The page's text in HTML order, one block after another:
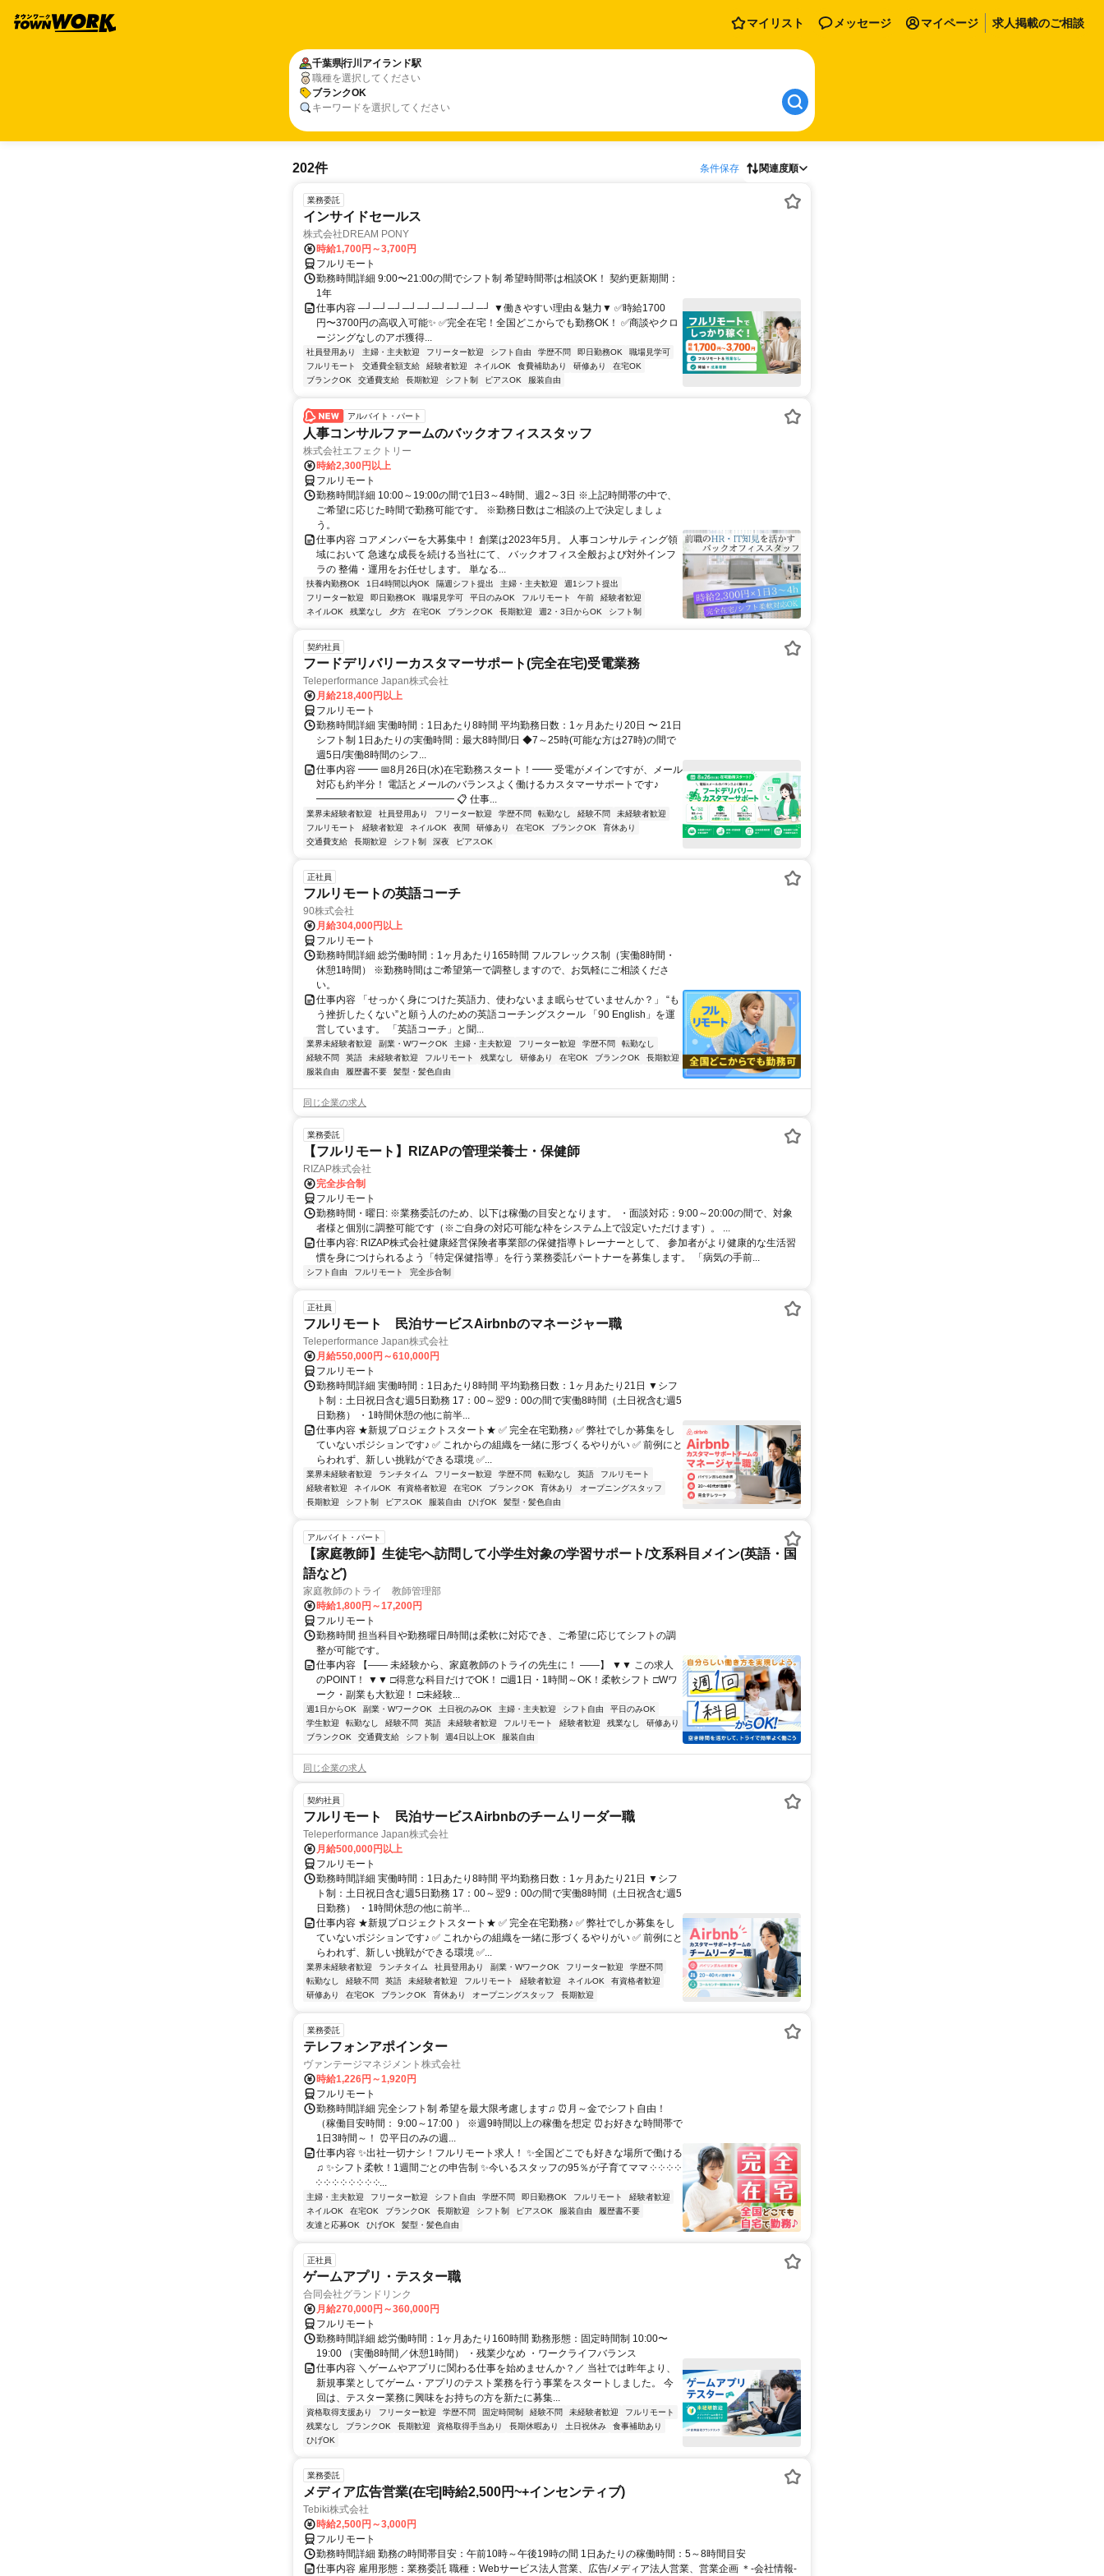
マイリスト メッセージ マイページ 求人掲載のご相談
千葉県行川アイランド駅
職種を選択してください
ブランクOK
キーワードを選択してください
202件 条件保存 関連度順
業務委託
インサイドセールス
株式会社DREAM PONY
時給1,700円～3,700円
フルリモート
勤務時間詳細 9:00〜21:00の間でシフト制 希望時間帯は相談OK！ 契約更新期間：
1年
仕事内容 ─┘─┘─┘─┘─┘─┘─┘─┘─┘ ▼働きやすい理由＆魅力▼ ✅時給1700
円〜3700円の高収入可能✨ ✅完全在宅！全国どこからでも勤務OK！ ✅商談やクロ
ージングなしのアポ獲得...
社員登用あり 主婦・主夫歓迎 フリーター歓迎 シフト自由 学歴不問 即日勤務OK
職場見学可
フルリモート
交通費全額支給 経験者歓迎 ネイルOK 食費補助あり 研修あり
在宅OK
ブランクOK
交通費支給 長期歓迎 シフト制 ピアスOK 服装自由
アルバイト・パート
人事コンサルファームのバックオフィススタッフ
株式会社エフェクトリー
時給2,300円以上
フルリモート
勤務時間詳細 10:00～19:00の間で1日3～4時間、週2～3日 ※上記時間帯の中で、
ご希望に応じた時間で勤務可能です。 ※勤務日数はご相談の上で決定しましょ
う。
仕事内容 コアメンバーを大募集中！ 創業は2023年5月。 人事コンサルティング領
域において 急速な成長を続ける当社にて、 バックオフィス全般および対外インフ
ラの 整備・運用をお任せします。 単なる...
扶養内勤務OK 1日4時間以内OK 隔週シフト提出 主婦・主夫歓迎
週1シフト提出
フリーター歓迎
即日勤務OK 職場見学可 平日のみOK フルリモート 午前
経験者歓迎
ネイルOK
残業なし 夕方 在宅OK ブランクOK 長期歓迎 週2・3日からOK シフト制
契約社員
フードデリバリーカスタマーサポート(完全在宅)受電業務
Teleperformance Japan株式会社
月給218,400円以上
フルリモート
勤務時間詳細 実働時間：1日あたり8時間 平均勤務日数：1ヶ月あたり20日 〜 21日
シフト制 1日あたりの実働時間：最大8時間/日 ◆7～25時(可能な方は27時)の間で
週5日/実働8時間のシフ...
仕事内容 ━━ 📅8月26日(水)在宅勤務スタート！━━ 受電がメインですが、メール
対応も約半分！ 電話とメールのバランスよく働けるカスタマーサポートです♪
━━━━━━━━━━━━━━ 📋 仕事...
業界未経験者歓迎 社員登用あり フリーター歓迎 学歴不問 転勤なし 経験不問
未経験者歓迎
フルリモート
経験者歓迎 ネイルOK 夜間 研修あり 在宅OK ブランクOK
育休あり
交通費支給
長期歓迎 シフト制 深夜 ピアスOK
正社員
フルリモートの英語コーチ
90株式会社
月給304,000円以上
フルリモート
勤務時間詳細 総労働時間：1ヶ月あたり165時間 フルフレックス制（実働8時間・
休憩1時間） ※勤務時間はご希望第一で調整しますので、お気軽にご相談くださ
い。
仕事内容 「せっかく身につけた英語力、使わないまま眠らせていませんか？」 “も
う挫折したくない”と願う人のための英語コーチングスクール 「90 English」を運
営しています。 「英語コーチ」と聞...
業界未経験者歓迎 副業・WワークOK 主婦・主夫歓迎 フリーター歓迎 学歴不問
転勤なし
経験不問
英語 未経験者歓迎 フルリモート 残業なし 研修あり 在宅OK ブランクOK
長期歓迎
服装自由
履歴書不要 髪型・髪色自由
同じ企業の求人
業務委託
【フルリモート】RIZAPの管理栄養士・保健師
RIZAP株式会社
完全歩合制
フルリモート
勤務時間・曜日: ※業務委託のため、以下は稼働の目安となります。 ・面談対応：9:00～20:00の間で、対象
者様と個別に調整可能です（※ご自身の対応可能な枠をシステム上で設定いただけます）。 ...
仕事内容: RIZAP株式会社健康経営保険者事業部の保健指導トレーナーとして、 参加者がより健康的な生活習
慣を身につけられるよう「特定保健指導」を行う業務委託パートナーを募集します。 「病気の手前...
シフト自由 フルリモート 完全歩合制
正社員
フルリモート 民泊サービスAirbnbのマネージャー職
Teleperformance Japan株式会社
月給550,000円～610,000円
フルリモート
勤務時間詳細 実働時間：1日あたり8時間 平均勤務日数：1ヶ月あたり21日 ▼シフ
ト制：土日祝日含む週5日勤務 17：00～翌9：00の間で実働8時間（土日祝含む週5
日勤務） ・1時間休憩の他に前半...
仕事内容 ★新規プロジェクトスタート★ ✅ 完全在宅勤務♪ ✅ 弊社でしか募集をし
ていないポジションです♪ ✅ これからの組織を一緒に形づくるやりがい ✅ 前例にと
らわれず、新しい挑戦ができる環境 ✅...
業界未経験者歓迎 ランチタイム フリーター歓迎 学歴不問 転勤なし 英語
フルリモート
経験者歓迎
ネイルOK 有資格者歓迎 在宅OK ブランクOK 育休あり
オープニングスタッフ
長期歓迎
シフト制 ピアスOK 服装自由 ひげOK 髪型・髪色自由
アルバイト・パート
【家庭教師】生徒宅へ訪問して小学生対象の学習サポート/文系科目メイン(英語・国
語など)
家庭教師のトライ 教師管理部
時給1,800円～17,200円
フルリモート
勤務時間 担当科目や勤務曜日/時間は柔軟に対応でき、ご希望に応じてシフトの調
整が可能です。
仕事内容 【―― 未経験から、家庭教師のトライの先生に！ ――】 ▼▼ この求人
のPOINT！ ▼▼ □得意な科目だけでOK！ □週1日・1時間～OK！柔軟シフト □Wワ
ーク・副業も大歓迎！ □未経験...
週1日からOK 副業・WワークOK 土日祝のみOK 主婦・主夫歓迎 シフト自由
平日のみOK
学生歓迎
転勤なし 経験不問 英語 未経験者歓迎 フルリモート 経験者歓迎 残業なし
研修あり
ブランクOK
交通費支給 シフト制 週4日以上OK 服装自由
同じ企業の求人
契約社員
フルリモート 民泊サービスAirbnbのチームリーダー職
Teleperformance Japan株式会社
月給500,000円以上
フルリモート
勤務時間詳細 実働時間：1日あたり8時間 平均勤務日数：1ヶ月あたり21日 ▼シフ
ト制：土日祝日含む週5日勤務 17：00～翌9：00の間で実働8時間（土日祝含む週5
日勤務） ・1時間休憩の他に前半...
仕事内容 ★新規プロジェクトスタート★ ✅ 完全在宅勤務♪ ✅ 弊社でしか募集をし
ていないポジションです♪ ✅ これからの組織を一緒に形づくるやりがい ✅ 前例にと
らわれず、新しい挑戦ができる環境 ✅...
業界未経験者歓迎 ランチタイム 社員登用あり 副業・WワークOK フリーター歓迎
学歴不問
転勤なし
経験不問 英語 未経験者歓迎 フルリモート 経験者歓迎 ネイルOK
有資格者歓迎
研修あり
在宅OK ブランクOK 育休あり オープニングスタッフ 長期歓迎
業務委託
テレフォンアポインター
ヴァンテージマネジメント株式会社
時給1,226円～1,920円
フルリモート
勤務時間詳細 完全シフト制 希望を最大限考慮します♫ ⏰月～金でシフト自由！
（稼働目安時間： 9:00～17:00 ） ※週9時間以上の稼働を想定 ⏰お好きな時間帯で
1日3時間～！ ⏰平日のみの週...
仕事内容 ✨出社一切ナシ！フルリモート求人！ ✨全国どこでも好きな場所で働ける
♫ ✨シフト柔軟！1週間ごとの申告制 ✨今いるスタッフの95％が子育てママ ༶ ༶ ༶ ༶
༶ ༶ ༶ ༶ ༶ ༶ ༶ ༶...
主婦・主夫歓迎 フリーター歓迎 シフト自由 学歴不問 即日勤務OK フルリモート
経験者歓迎
ネイルOK
在宅OK ブランクOK 長期歓迎 シフト制 ピアスOK 服装自由
履歴書不要
友達と応募OK
ひげOK 髪型・髪色自由
正社員
ゲームアプリ・テスター職
合同会社グランドリンク
月給270,000円～360,000円
フルリモート
勤務時間詳細 総労働時間：1ヶ月あたり160時間 勤務形態：固定時間制 10:00〜
19:00 （実働8時間／休憩1時間） ・残業少なめ ・ワークライフバランス
仕事内容 ＼ゲームやアプリに関わる仕事を始めませんか？／ 当社では昨年より、
新規事業としてゲーム・アプリのテスト業務を行う事業をスタートしました。 今
回は、テスター業務に興味をお持ちの方を新たに募集...
資格取得支援あり フリーター歓迎 学歴不問 固定時間制 経験不問 未経験者歓迎
フルリモート
残業なし
ブランクOK 長期歓迎 資格取得手当あり 長期休暇あり 土日祝休み
食事補助あり
ひげOK
業務委託
メディア広告営業(在宅|時給2,500円~+インセンティブ)
Tebiki株式会社
時給2,500円～3,000円
フルリモート
勤務時間詳細 勤務の時間帯目安：午前10時～午後19時の間 1日あたりの稼働時間：5～8時間目安
仕事内容 雇用形態：業務委託 職種：Webサービス法人営業、広告/メディア法人営業、営業企画 ＊-会社情報-